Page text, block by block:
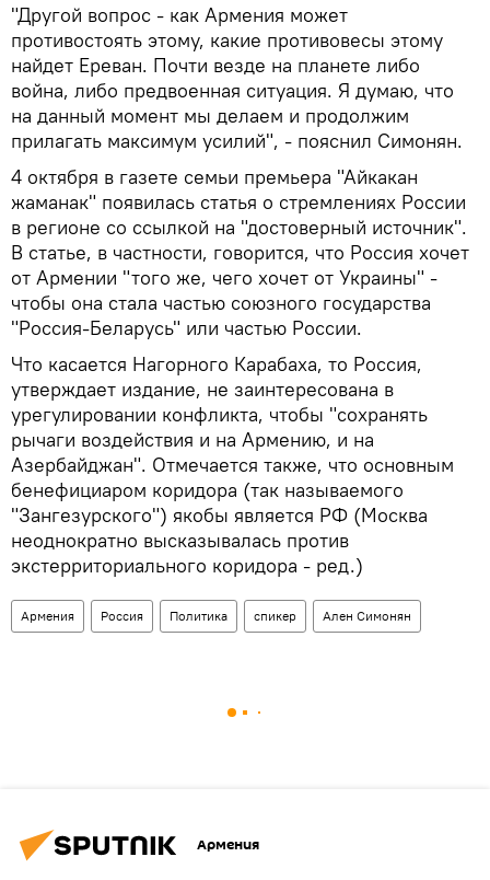
"Другой вопрос - как Армения может
противостоять этому, какие противовесы этому
найдет Ереван. Почти везде на планете либо
война, либо предвоенная ситуация. Я думаю, что
на данный момент мы делаем и продолжим
прилагать максимум усилий", - пояснил Симонян.
4 октября в газете семьи премьера "Айкакан
жаманак" появилась статья о стремлениях России
в регионе со ссылкой на "достоверный источник".
В статье, в частности, говорится, что Россия хочет
от Армении "того же, чего хочет от Украины" -
чтобы она стала частью союзного государства
"Россия-Беларусь" или частью России.
Что касается Нагорного Карабаха, то Россия,
утверждает издание, не заинтересована в
урегулировании конфликта, чтобы "сохранять
рычаги воздействия и на Армению, и на
Азербайджан". Отмечается также, что основным
бенефициаром коридора (так называемого
"Зангезурского") якобы является РФ (Москва
неоднократно высказывалась против
экстерриториального коридора - ред.)
Армения Россия Политика спикер Ален Симонян
Армения